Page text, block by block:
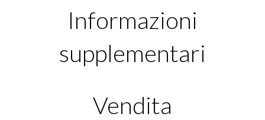
Informazioni
supplementari
Vendita